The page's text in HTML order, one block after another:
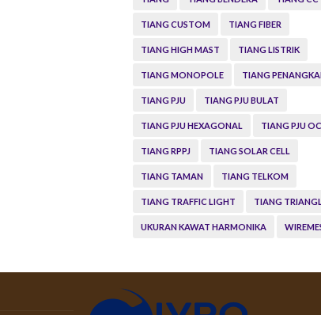
TIANG CUSTOM TIANG FIBER
TIANG HIGH MAST TIANG LISTRIK
TIANG MONOPOLE TIANG
TIANG PJU TIANG PJU BULAT
TIANG PJU HEXAGONAL TIANG PJU
TIANG RPPJ TIANG SOLAR CELL
TIANG TAMAN TIANG TELKOM
TIANG TRAFFIC LIGHT TIANG
UKURAN KAWAT HARMONIKA